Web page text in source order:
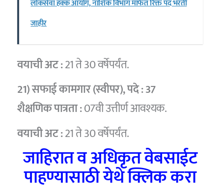
लोकसेवा हक्क आयोग, नाशिक विभाग मार्फत रिक्त पद भरती
जाहीर
वयाची अट :21 ते 30 वर्षेपर्यंत.
21) सफाई कामगार (स्वीपर), पदे :37
शैक्षणिक पात्रता :07वी उत्तीर्ण आवश्यक.
वयाची अट :21 ते 30 वर्षेपर्यंत.
जाहिरात व अधिकृत वेबसाईट
पाहण्यासाठी येथे क्लिक करा